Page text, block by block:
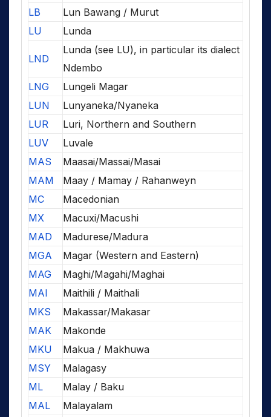
LB
Lun Bawang / Murut
LU
Lunda
LND
Lunda (see LU), in particular its dialect
Ndembo
LNG
Lungeli Magar
LUN
Lunyaneka/Nyaneka
LUR
Luri, Northern and Southern
LUV
Luvale
MAS
Maasai/Massai/Masai
MAM
Maay / Mamay / Rahanweyn
MC
Macedonian
MX
Macuxi/Macushi
MAD
Madurese/Madura
MGA
Magar (Western and Eastern)
MAG
Maghi/Magahi/Maghai
MAI
Maithili / Maithali
MKS
Makassar/Makasar
MAK
Makonde
MKU
Makua / Makhuwa
MSY
Malagasy
ML
Malay / Baku
MAL
Malayalam